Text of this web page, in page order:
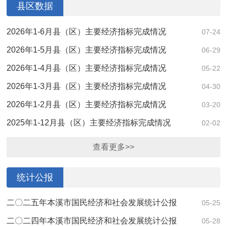
县区数据
07-24
2026年1-6月县（区）主要经济指标完成情况
06-29
2026年1-5月县（区）主要经济指标完成情况
05-22
2026年1-4月县（区）主要经济指标完成情况
04-30
2026年1-3月县（区）主要经济指标完成情况
03-20
2026年1-2月县（区）主要经济指标完成情况
02-02
2025年1-12月县（区）主要经济指标完成情况
查看更多>>
统计公报
05-25
二〇二五年本溪市国民经济和社会发展统计公报
05-28
二〇二四年本溪市国民经济和社会发展统计公报